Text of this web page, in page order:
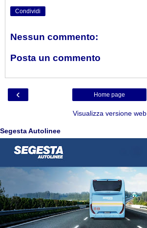
Condividi
Nessun commento:
Posta un commento
‹ Home page
Visualizza versione web
Segesta Autolinee